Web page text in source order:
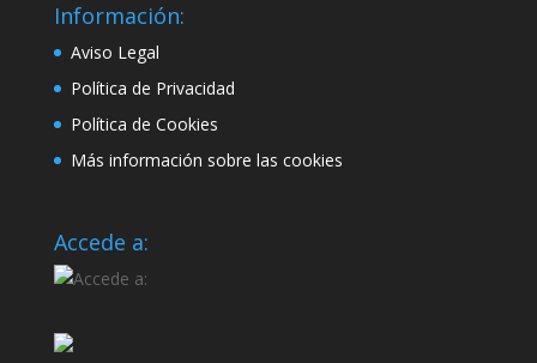
Información:
Aviso Legal
Política de Privacidad
Política de Cookies
Más información sobre las cookies
Accede a: